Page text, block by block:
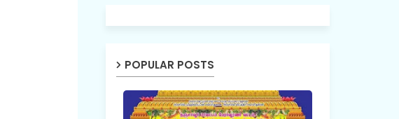
POPULAR POSTS